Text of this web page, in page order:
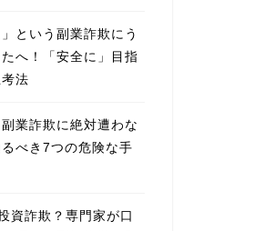
」という副業詐欺にう
へ！「安全に」目指
法
副業詐欺に絶対遭わな
べき7つの危険な手
資詐欺？専門家が口